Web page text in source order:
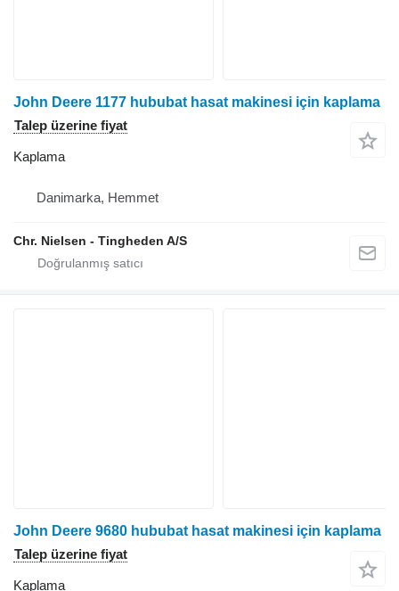
John Deere 1177 hububat hasat makinesi için kaplama
Talep üzerine fiyat
Kaplama
Danimarka, Hemmet
Chr. Nielsen - Tingheden A/S
John Deere 9680 hububat hasat makinesi için kaplama
Talep üzerine fiyat
Kaplama